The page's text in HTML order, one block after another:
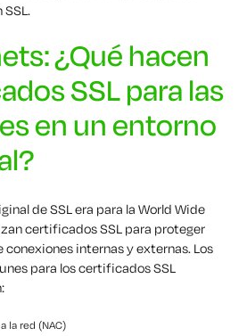
¿Qué hacen
SSL para las
en un entorno
de SSL era para la World Wide
certificados SSL para proteger
internas y externas. Los
para los certificados SSL
la red (NAC)